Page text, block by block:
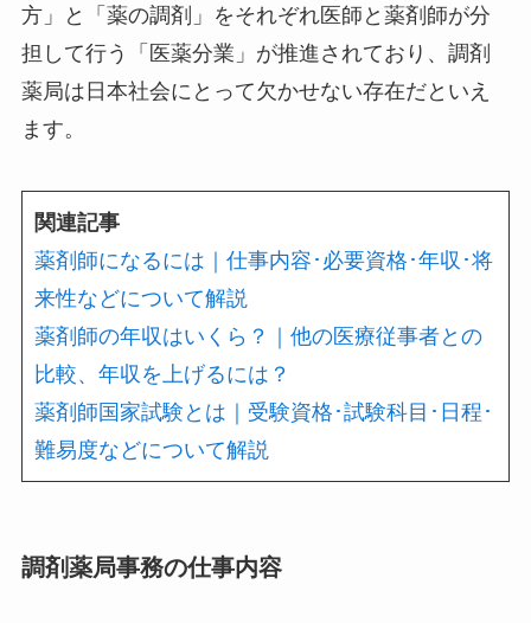
方」と「薬の調剤」をそれぞれ医師と薬剤師が分
担して行う「医薬分業」が推進されており、調剤
薬局は日本社会にとって欠かせない存在だといえ
ます。
関連記事
薬剤師になるには｜仕事内容･必要資格･年収･将
来性などについて解説
薬剤師の年収はいくら？｜他の医療従事者との
比較、年収を上げるには？
薬剤師国家試験とは｜受験資格･試験科目･日程･
難易度などについて解説
調剤薬局事務の仕事内容